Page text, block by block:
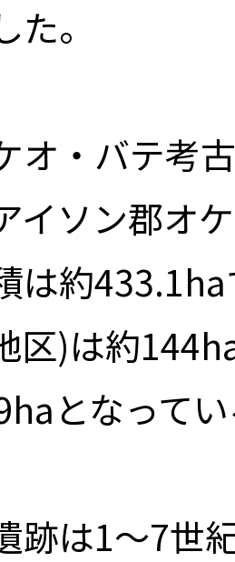
。
オ・バテ考
イソン郡オ
は約
区)は約
となって
跡は1～7世